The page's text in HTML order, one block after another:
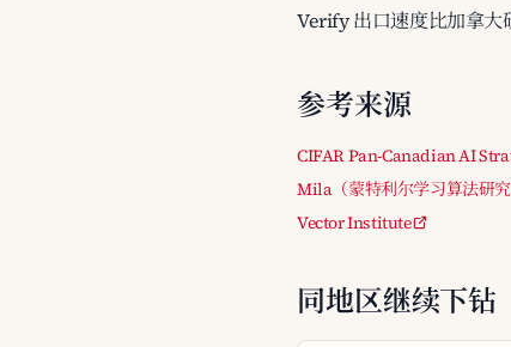
Verify 出口速度比加拿大
参考来源
CIFAR Pan-Canadian AI
Mila（蒙特利尔学习算法研究
Vector Institute
同地区继续下钻